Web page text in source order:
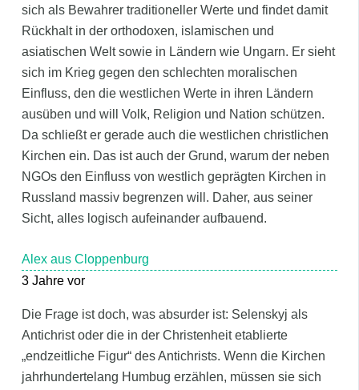
sich als Bewahrer traditioneller Werte und findet damit
Rückhalt in der orthodoxen, islamischen und
asiatischen Welt sowie in Ländern wie Ungarn. Er sieht
sich im Krieg gegen den schlechten moralischen
Einfluss, den die westlichen Werte in ihren Ländern
ausüben und will Volk, Religion und Nation schützen.
Da schließt er gerade auch die westlichen christlichen
Kirchen ein. Das ist auch der Grund, warum der neben
NGOs den Einfluss von westlich geprägten Kirchen in
Russland massiv begrenzen will. Daher, aus seiner
Sicht, alles logisch aufeinander aufbauend.
Alex aus Cloppenburg
3 Jahre vor
Die Frage ist doch, was absurder ist: Selenskyj als
Antichrist oder die in der Christenheit etablierte
„endzeitliche Figur“ des Antichrists. Wenn die Kirchen
jahrhundertelang Humbug erzählen, müssen sie sich